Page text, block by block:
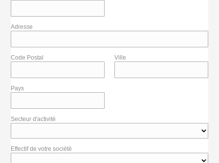
Adresse
Code Postal Ville
Pays
Secteur d'activité
Effectif de votre société